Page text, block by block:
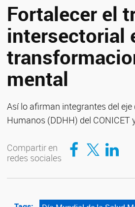
Fortalecer el
intersectorial
mental
Así lo afirman integrantes del
Humanos (DDHH) del CONICET
Compartir en
redes sociales
Compartir en Facebook Compartir en Twitter Compartir en LinkedIn